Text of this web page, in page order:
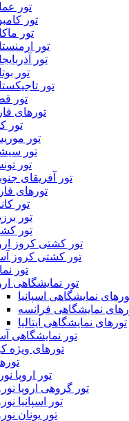
تور
تور
تور
تور
تور
تور
تور
تور
تورهای
تور
تور
تور
تور
تور آفریقای
تورهای
تور
تور
تور
تور کشتی کروز
تور کشتی کروز
تور
تور نمایشگاهی
نمایشگاهی اسپانیا
نمایشگاهی فرانسه
تورهای نمایشگاهی ایتالیا
تور نمایشگاهی
تورهای
تور اروپا نوروز
تور گروهی اروپا
تور اسپانیا
تور یونان